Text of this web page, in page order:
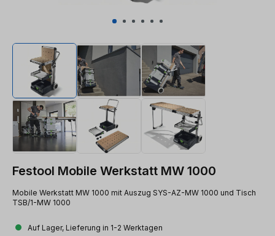
Festool Mobile Werkstatt MW 1000
Mobile Werkstatt MW 1000 mit Auszug SYS-AZ-MW 1000 und Tisch
TSB/1-MW 1000
Auf Lager, Lieferung in 1-2 Werktagen